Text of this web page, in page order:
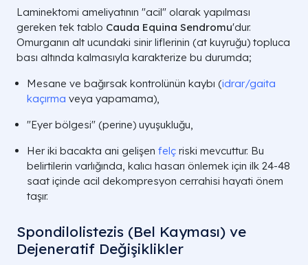
Laminektomi ameliyatının "acil" olarak yapılması
gereken tek tablo Cauda Equina Sendromu'dur.
Omurganın alt ucundaki sinir liflerinin (at kuyruğu) topluca
bası altında kalmasıyla karakterize bu durumda;
Mesane ve bağırsak kontrolünün kaybı (idrar/gaita
kaçırma veya yapamama),
"Eyer bölgesi" (perine) uyuşukluğu,
Her iki bacakta ani gelişen felç riski mevcuttur. Bu
belirtilerin varlığında, kalıcı hasarı önlemek için ilk 24-48
saat içinde acil dekompresyon cerrahisi hayati önem
taşır.
Spondilolistezis (Bel Kayması) ve
Dejeneratif Değişiklikler